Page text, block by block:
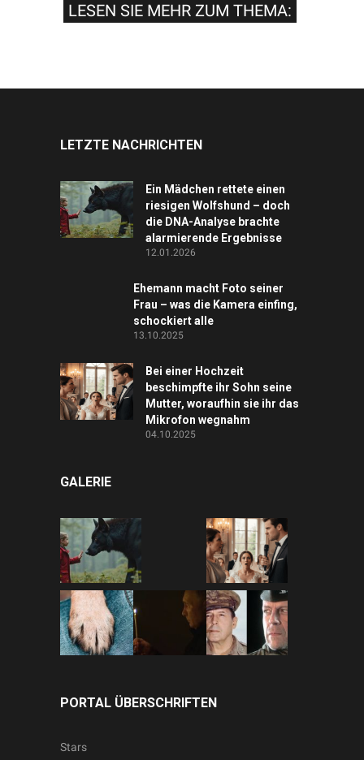
LESEN SIE MEHR ZUM THEMA:
LETZTE NACHRICHTEN
Ein Mädchen rettete einen
riesigen Wolfshund – doch
die DNA-Analyse brachte
alarmierende Ergebnisse
12.01.2026
Ehemann macht Foto seiner
Frau – was die Kamera einfing,
schockiert alle
13.10.2025
Bei einer Hochzeit
beschimpfte ihr Sohn seine
Mutter, woraufhin sie ihr das
Mikrofon wegnahm
04.10.2025
GALERIE
PORTAL ÜBERSCHRIFTEN
Stars